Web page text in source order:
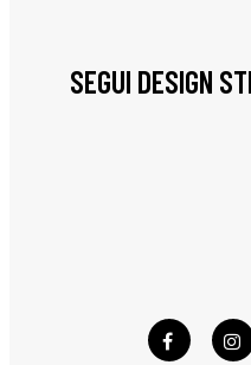
SEGUI DESIGN